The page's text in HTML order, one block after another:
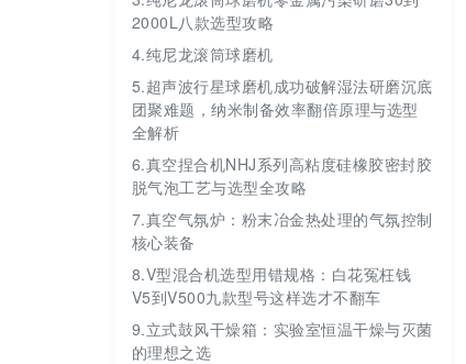
2000L八款选型攻略
4.纯尼龙滚筒球磨机
5.超声波行星球磨机成功破解湿法研磨沉底
团聚难题，纳米制备效率翻倍原理与选型
全解析
6.真空捏合机NHJ系列高粘度硅橡胶密封胶
脱气泡工艺与选型全攻略
7.真空气氛炉：粉末冶金热处理的气氛控制
核心装备
8.V型混合机选型用错规格：白花冤枉钱
V5到V500九款型号这样选才不翻车
9.立式鼓风干燥箱：实验室恒温干燥与灭菌
的理想之选